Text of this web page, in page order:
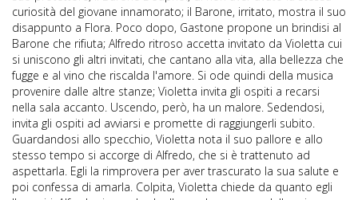
curiosità del giovane innamorato; il Barone, irritato, mostra il suo
disappunto a Flora. Poco dopo, Gastone propone un brindisi al
Barone che rifiuta; Alfredo ritroso accetta invitato da Violetta cui
si uniscono gli altri invitati, che cantano alla vita, alla bellezza che
fugge e al vino che riscalda l'amore. Si ode quindi della musica
provenire dalle altre stanze; Violetta invita gli ospiti a recarsi
nella sala accanto. Uscendo, però, ha un malore. Sedendosi,
invita gli ospiti ad avviarsi e promette di raggiungerli subito.
Guardandosi allo specchio, Violetta nota il suo pallore e allo
stesso tempo si accorge di Alfredo, che si è trattenuto ad
aspettarla. Egli la rimprovera per aver trascurato la sua salute e
poi confessa di amarla. Colpita, Violetta chiede da quanto egli